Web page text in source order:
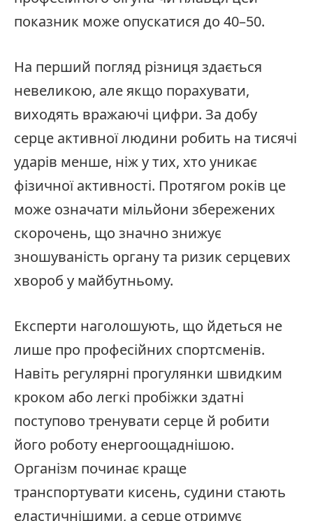
показник може опускатися до 40–50.
На перший погляд різниця здається
невеликою, але якщо порахувати,
виходять вражаючі цифри. За добу
серце активної людини робить на тисячі
ударів менше, ніж у тих, хто уникає
фізичної активності. Протягом років це
може означати мільйони збережених
скорочень, що значно знижує
зношуваність органу та ризик серцевих
хвороб у майбутньому.
Експерти наголошують, що йдеться не
лише про професійних спортсменів.
Навіть регулярні прогулянки швидким
кроком або легкі пробіжки здатні
поступово тренувати серце й робити
його роботу енергоощаднішою.
Організм починає краще
транспортувати кисень, судини стають
еластичнішими, а серце отримує